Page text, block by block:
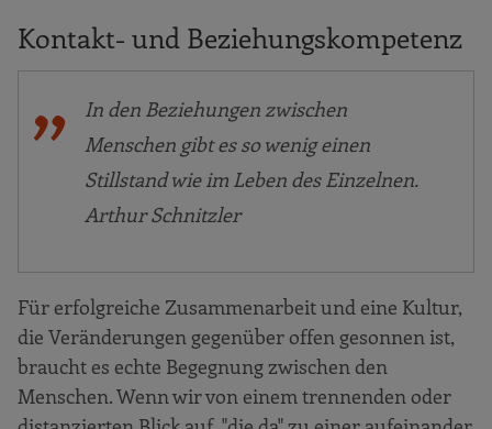
Kontakt- und Beziehungskompetenz
In den Beziehungen zwischen
Menschen gibt es so wenig einen
Stillstand wie im Leben des Einzelnen.
Arthur Schnitzler
Für erfolgreiche Zusammenarbeit und eine Kultur,
die Veränderungen gegenüber offen gesonnen ist,
braucht es echte Begegnung zwischen den
Menschen. Wenn wir von einem trennenden oder